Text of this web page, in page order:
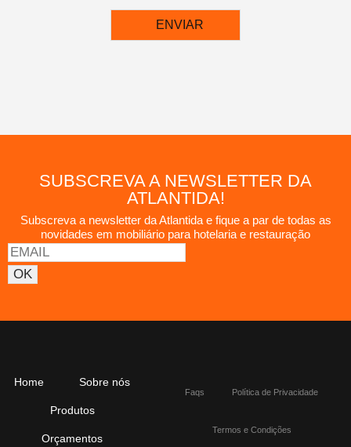
SUBSCREVA A NEWSLETTER DA
ATLANTIDA!
Subscreva a newsletter da Atlantida e fique a par de todas as
novidades em mobiliário para hotelaria e restauração
Home Sobre nós
Produtos
Orçamentos
Faqs Política de Privacidade
Termos e Condições